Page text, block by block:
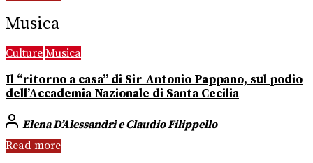
Musica
Culture Musica
Il “ritorno a casa” di Sir Antonio Pappano, sul podio
dell’Accademia Nazionale di Santa Cecilia
Elena D’Alessandri e Claudio Filippello
Read more